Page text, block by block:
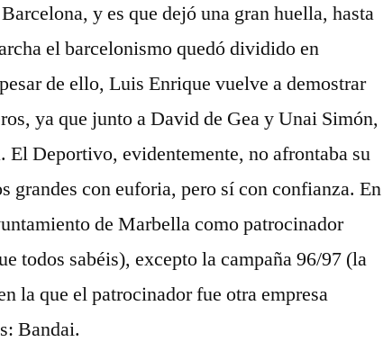
y es que dejó una gran huella, hasta
el barcelonismo quedó dividido en
de ello, Luis Enrique vuelve a demostrar
ya que junto a David de Gea y Unai Simón,
El Deportivo, evidentemente, no afrontaba su
grandes con euforia, pero sí con confianza. En
de Marbella como patrocinador
todos sabéis), excepto la campaña 96/97 (la
la que el patrocinador fue otra empresa
Bandai.